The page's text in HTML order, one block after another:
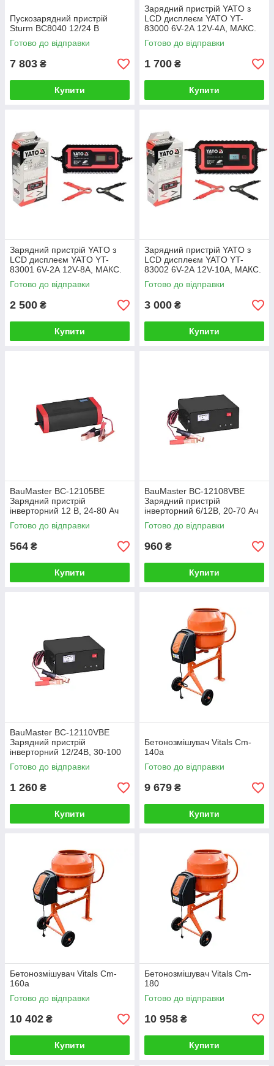
Пускозарядний пристрій
Sturm BC8040 12/24 В
Готово до відправки
7 803 ₴
Купити
Зарядний пристрій YATO з
LCD дисплеєм YATO YT-
83000 6V-2А 12V-4А, МАКС.
200 Aгод
Готово до відправки
1 700 ₴
Купити
Зарядний пристрій YATO з
LCD дисплеєм YATO YT-
83001 6V-2А 12V-8А, МАКС.
200 Aгод
Готово до відправки
2 500 ₴
Купити
Зарядний пристрій YATO з
LCD дисплеєм YATO YT-
83002 6V-2А 12V-10А, МАКС.
200 Aгод
Готово до відправки
3 000 ₴
Купити
BauMaster BC-12105BE
Зарядний пристрій
інверторний 12 В, 24-80 Ач
Готово до відправки
564 ₴
Купити
BauMaster BC-12108VBE
Зарядний пристрій
інверторний 6/12В, 20-70 Ач
Готово до відправки
960 ₴
Купити
BauMaster BC-12110VBE
Зарядний пристрій
інверторний 12/24В, 30-100
Ач
Готово до відправки
1 260 ₴
Купити
Бетонозмішувач Vitals Cm-
140a
Готово до відправки
9 679 ₴
Купити
Бетонозмішувач Vitals Cm-
160a
Готово до відправки
10 402 ₴
Купити
Бетонозмішувач Vitals Cm-
180
Готово до відправки
10 958 ₴
Купити